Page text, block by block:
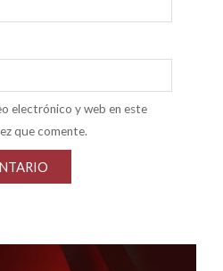
electrónico y web en este
que comente.